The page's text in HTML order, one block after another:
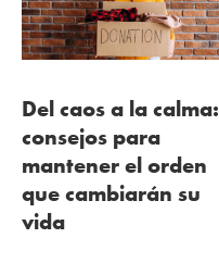
Del caos a la calma:
consejos para
mantener el orden
que cambiarán su
vida